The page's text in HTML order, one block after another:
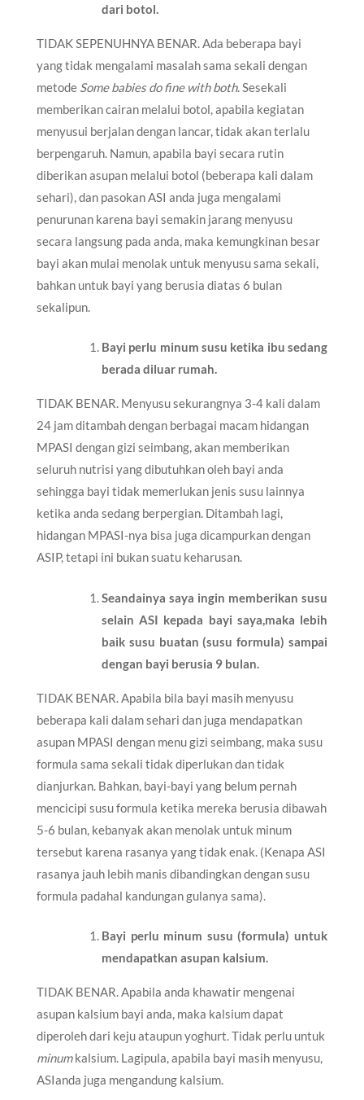
dari botol.
TIDAK SEPENUHNYA BENAR. Ada beberapa bayi
yang tidak mengalami masalah sama sekali dengan
metode Some babies do fine with both. Sesekali
memberikan cairan melalui botol, apabila kegiatan
menyusui berjalan dengan lancar, tidak akan terlalu
berpengaruh. Namun, apabila bayi secara rutin
diberikan asupan melalui botol (beberapa kali dalam
sehari), dan pasokan ASI anda juga mengalami
penurunan karena bayi semakin jarang menyusu
secara langsung pada anda, maka kemungkinan besar
bayi akan mulai menolak untuk menyusu sama sekali,
bahkan untuk bayi yang berusia diatas 6 bulan
sekalipun.
Bayi perlu minum susu ketika ibu sedang
berada diluar rumah.
TIDAK BENAR. Menyusu sekurangnya 3-4 kali dalam
24 jam ditambah dengan berbagai macam hidangan
MPASI dengan gizi seimbang, akan memberikan
seluruh nutrisi yang dibutuhkan oleh bayi anda
sehingga bayi tidak memerlukan jenis susu lainnya
ketika anda sedang berpergian. Ditambah lagi,
hidangan MPASI-nya bisa juga dicampurkan dengan
ASIP, tetapi ini bukan suatu keharusan.
Seandainya saya ingin memberikan susu
selain ASI kepada bayi saya,maka lebih
baik susu buatan (susu formula) sampai
dengan bayi berusia 9 bulan.
TIDAK BENAR. Apabila bila bayi masih menyusu
beberapa kali dalam sehari dan juga mendapatkan
asupan MPASI dengan menu gizi seimbang, maka susu
formula sama sekali tidak diperlukan dan tidak
dianjurkan. Bahkan, bayi-bayi yang belum pernah
mencicipi susu formula ketika mereka berusia dibawah
5-6 bulan, kebanyak akan menolak untuk minum
tersebut karena rasanya yang tidak enak. (Kenapa ASI
rasanya jauh lebih manis dibandingkan dengan susu
formula padahal kandungan gulanya sama).
Bayi perlu minum susu (formula) untuk
mendapatkan asupan kalsium.
TIDAK BENAR. Apabila anda khawatir mengenai
asupan kalsium bayi anda, maka kalsium dapat
diperoleh dari keju ataupun yoghurt. Tidak perlu untuk
minumkalsium. Lagipula, apabila bayi masih menyusu,
ASIanda juga mengandung kalsium.